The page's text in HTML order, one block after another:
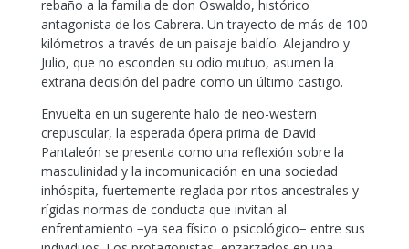
rebaño a la familia de don Oswaldo, histórico
antagonista de los Cabrera. Un trayecto de más de 100
kilómetros a través de un paisaje baldío. Alejandro y
Julio, que no esconden su odio mutuo, asumen la
extraña decisión del padre como un último castigo.
Envuelta en un sugerente halo de neo-western
crepuscular, la esperada ópera prima de David
Pantaleón se presenta como una reflexión sobre la
masculinidad y la incomunicación en una sociedad
inhóspita, fuertemente reglada por ritos ancestrales y
rígidas normas de conducta que invitan al
enfrentamiento −ya sea físico o psicológico− entre sus